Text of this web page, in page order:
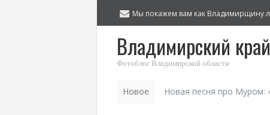
Мы покажем вам как Владимирщину
Владимирский край
Фотоблог Владимирской области
Новое Новая песня про Муром: